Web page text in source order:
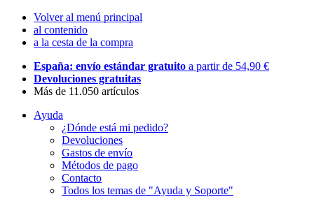
Volver al menú principal
al contenido
a la cesta de la compra
España: envío estándar gratuito a partir de 54,90 €
Devoluciones gratuitas
Más de 11.050 artículos
Ayuda
¿Dónde está mi pedido?
Devoluciones
Gastos de envío
Métodos de pago
Contacto
Todos los temas de "Ayuda y Soporte"